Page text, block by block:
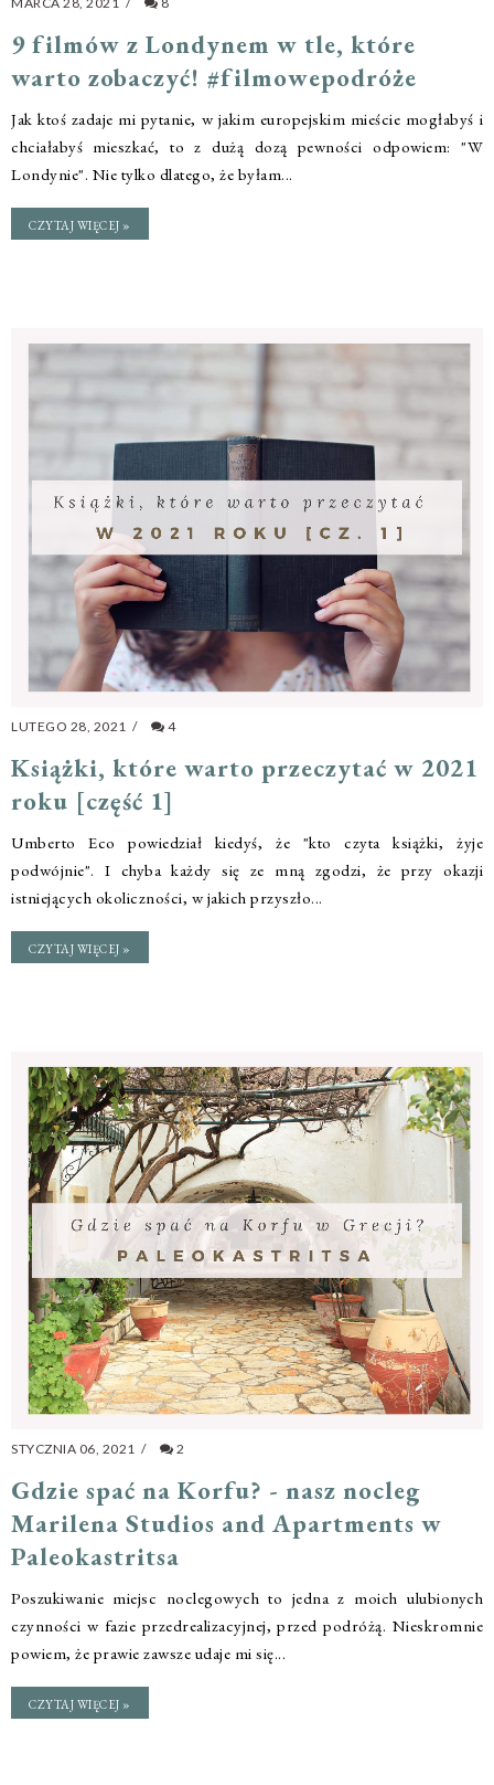
9 filmów z Londynem w tle, które
warto zobaczyć! #filmowepodróże
Jak ktoś zadaje mi pytanie, w jakim europejskim mieście mogłabyś i
chciałabyś mieszkać, to z dużą dozą pewności odpowiem: "W
Londynie". Nie tylko dlatego, że byłam...
CZYTAJ WIĘCEJ »
LUTEGO 28, 2021 / 4
Książki, które warto przeczytać w 2021
roku [część 1]
Umberto Eco powiedział kiedyś, że "kto czyta książki, żyje
podwójnie". I chyba każdy się ze mną zgodzi, że przy okazji
istniejących okoliczności, w jakich przyszło...
CZYTAJ WIĘCEJ »
STYCZNIA 06, 2021 / 2
Gdzie spać na Korfu? - nasz nocleg
Marilena Studios and Apartments w
Paleokastritsa
Poszukiwanie miejsc noclegowych to jedna z moich ulubionych
czynności w fazie przedrealizacyjnej, przed podróżą. Nieskromnie
powiem, że prawie zawsze udaje mi się...
CZYTAJ WIĘCEJ »